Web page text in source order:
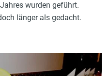
wurden geführt.
länger als gedacht.